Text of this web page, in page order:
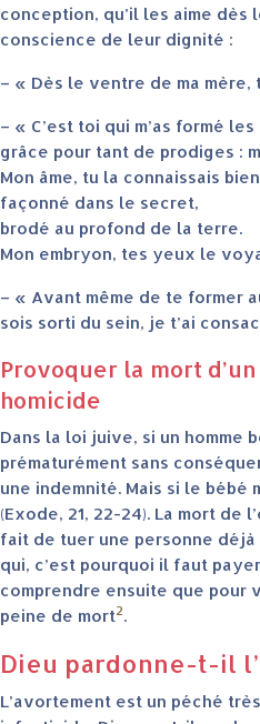
conception, qu’il les aime dès
conscience de leur dignité :
– « Dès le ventre de ma mère,
– « C’est toi qui m’as formé
grâce pour tant de prodiges :
Mon âme, tu la connaissais
façonné dans le secret,
brodé au profond de la terre.
Mon embryon, tes yeux le
– « Avant même de te former
sois sorti du sein, je t’ai
Provoquer la mort
homicide
Dans la loi juive, si un homme
prématurément sans
une indemnité. Mais si le
(Exode, 21, 22-24). La mort de
fait de tuer une personne déjà
qui, c’est pourquoi il faut
comprendre ensuite que
peine de mort2.
Dieu pardonne-t-il
L’avortement est un péché